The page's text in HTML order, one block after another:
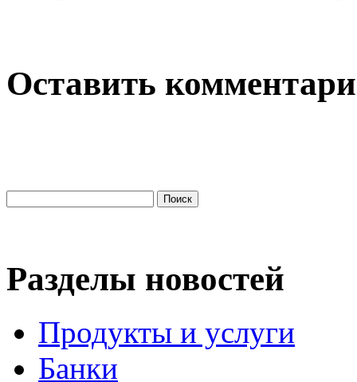
Оставить
Разделы новостей
Продукты и услуги
Банки